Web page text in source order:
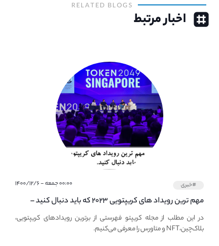
RELATED BLOGS
اخبار مرتبط
#خبری ۰۰:۰۰ جمعه - ۱۴۰۰/۱۲/۶
مهم ترین رویداد های کریپتویی ۲۰۲۳ که باید دنبال کنید –
معرفی بهترین رویداد های جهانی
در این مطلب از مجله کریپتو فهرستی از برترین رویدادهای کریپتویی،
بلاک‌چین،NFT و متاورس را معرفی می‌کنیم.